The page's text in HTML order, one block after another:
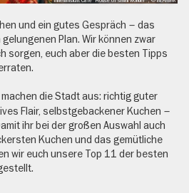
und ein gutes Gespräch – das
Plan. Wir können zwar
sorgen, euch aber die besten Tipps
machen die Stadt aus: richtig guter
Flair, selbstgebackener Kuchen –
ihr bei der großen Auswahl auch
Kuchen und das gemütliche
wir euch unsere Top 11 der besten